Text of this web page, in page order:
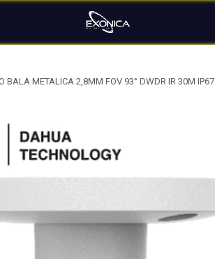
BALA METALICA 2,8MM FOV 93° DWDR IR 30M IP67